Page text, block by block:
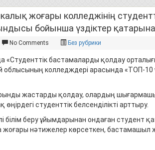
жоғары колледжінің
бойынша үздіктер қатарына
No Comments Без рубрики
«Студенттік бастамаларды қолдау
колледждері арасында «ТОП-10
жастарды қолдау, олардың
студенттік белсенділікті арттыру.
білім беру ұйымдарынан ондаған студент
жоғары нәтижелер көрсеткен, бастамашыл